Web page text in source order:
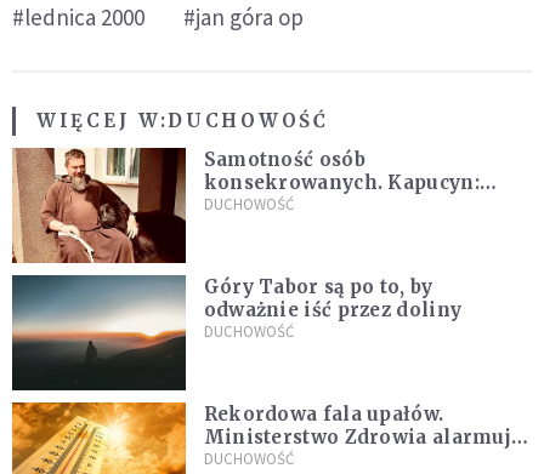
#lednica 2000
#jan góra op
WIĘCEJ W:DUCHOWOŚĆ
Samotność osób
konsekrowanych. Kapucyn:
Życie w pojedynkę rzadko jest
DUCHOWOŚĆ
Góry Tabor są po to, by
odważnie iść przez doliny
DUCHOWOŚĆ
Rekordowa fala upałów.
Ministerstwo Zdrowia alarmuje
po doświadczeniach z czerwca
DUCHOWOŚĆ